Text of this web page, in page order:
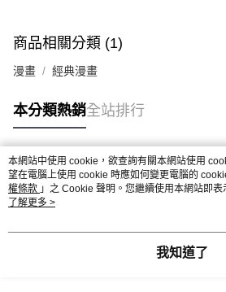
商品相關分類 (1)
漫畫 經典漫畫
本分類熱銷全站排行
熱門標籤
本網站中使用 cookie，欲查詢有關本網站使用
望在電腦上使用 cookie 時應如何變更電腦的
權條款 」之 Cookie 聲明。您繼續使用本網站即
用條款之 Cookie 聲明使用 cookie。
了解更多 >
我知道了